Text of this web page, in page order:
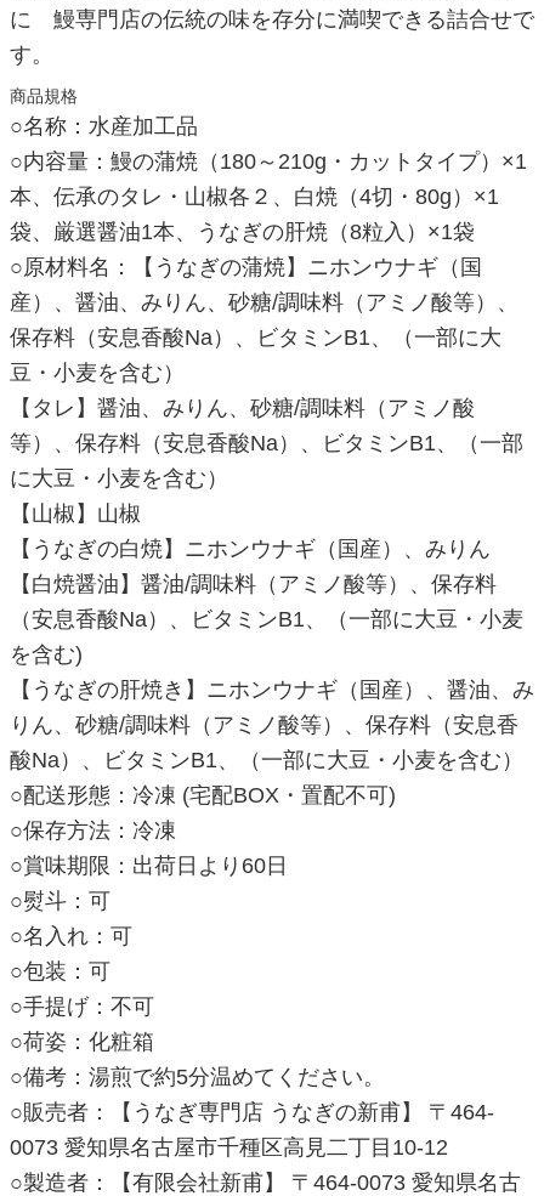
に 鰻専門店の伝統の味を存分に満喫できる詰合せで
す。
商品規格
○名称：水産加工品
○内容量：鰻の蒲焼（180～210g・カットタイプ）×1
本、伝承のタレ・山椒各２、白焼（4切・80g）×1
袋、厳選醤油1本、うなぎの肝焼（8粒入）×1袋
○原材料名：【うなぎの蒲焼】ニホンウナギ（国
産）、醤油、みりん、砂糖/調味料（アミノ酸等）、
保存料（安息香酸Na）、ビタミンB1、（一部に大
豆・小麦を含む）
【タレ】醤油、みりん、砂糖/調味料（アミノ酸
等）、保存料（安息香酸Na）、ビタミンB1、（一部
に大豆・小麦を含む）
【山椒】山椒
【うなぎの白焼】ニホンウナギ（国産）、みりん
【白焼醤油】醤油/調味料（アミノ酸等）、保存料
（安息香酸Na）、ビタミンB1、（一部に大豆・小麦
を含む)
【うなぎの肝焼き】ニホンウナギ（国産）、醤油、み
りん、砂糖/調味料（アミノ酸等）、保存料（安息香
酸Na）、ビタミンB1、（一部に大豆・小麦を含む）
○配送形態：冷凍 (宅配BOX・置配不可)
○保存方法：冷凍
○賞味期限：出荷日より60日
○熨斗：可
○名入れ：可
○包装：可
○手提げ：不可
○荷姿：化粧箱
○備考：湯煎で約5分温めてください。
○販売者：【うなぎ専門店 うなぎの新甫】 〒464-
0073 愛知県名古屋市千種区高見二丁目10-12
○製造者：【有限会社新甫】 〒464-0073 愛知県名古